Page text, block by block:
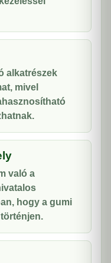
alkatrészek
mivel
való a
hogy a gumi